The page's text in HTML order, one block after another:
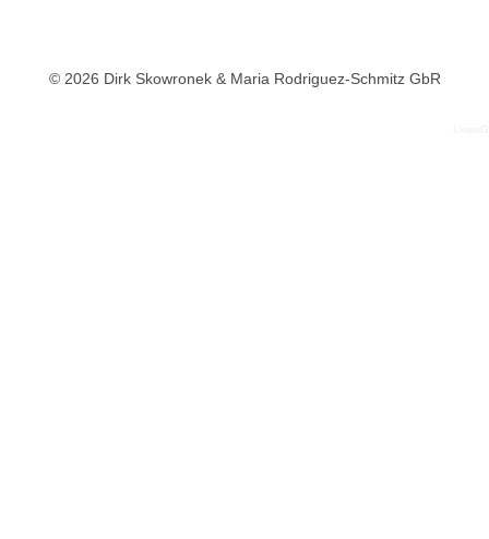
© 2026 Dirk Skowronek & Maria Rodriguez-Schmitz GbR